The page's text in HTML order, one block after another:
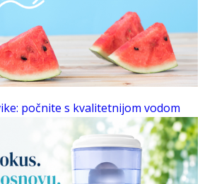
počnite s kvalitetnijom vodom